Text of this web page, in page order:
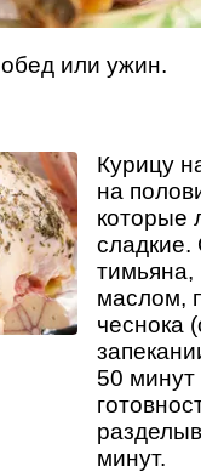
или ужин.
Курицу
на
которые
сладкие.
тимьяна,
маслом,
чеснока
50
минут.